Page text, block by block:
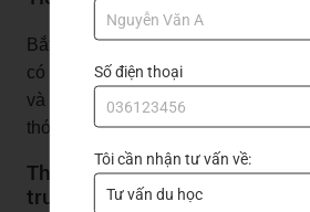
Bắt đầu tiết kiệm tiền từ 1-2 năm
có thể tạo ra một quỹ du học riêng
và quản lý chi phí. Hãy nhớ rằng,
thói quen tốt và cần thiết cho cuộc
Tham khảo ý kiến của các
trước
Số điện thoại
Tôi cần nhận tư vấn về: